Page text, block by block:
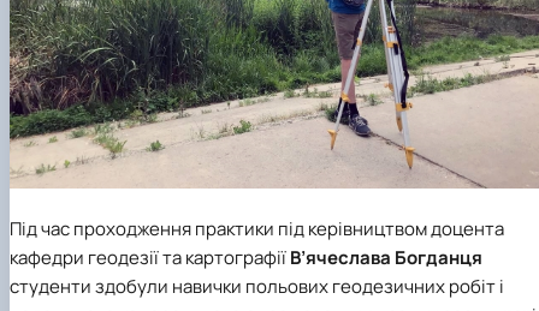
Під час проходження практики під керівництвом доцента
кафедри геодезії та картографіїВ’ячеслава Богданця
студенти здобули навички польових геодезичних робіт і